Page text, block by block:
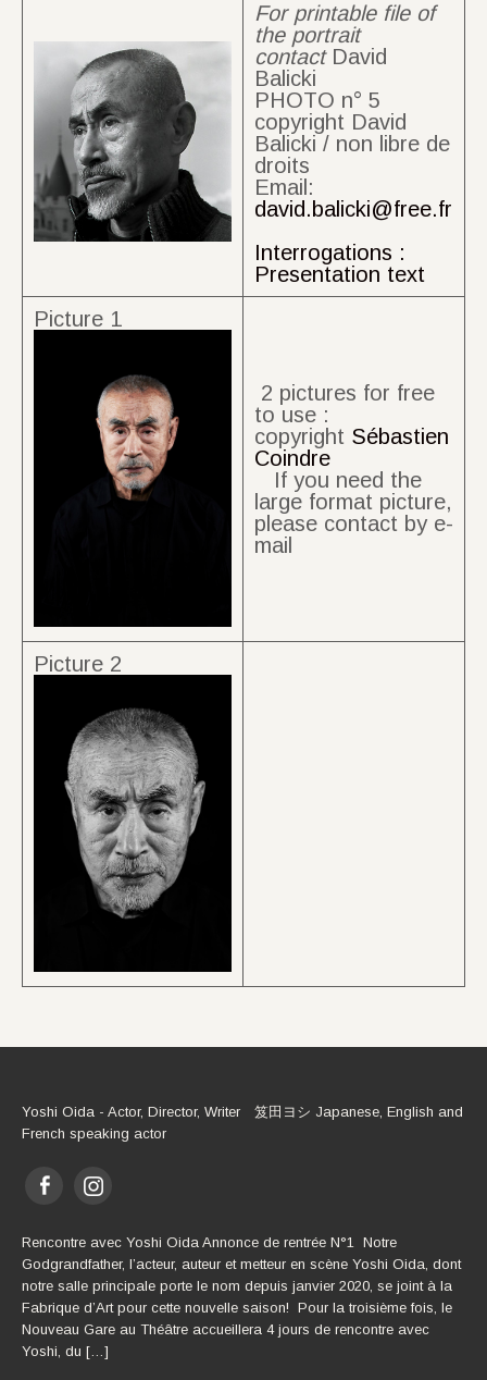
For printable file of
the portrait
contact David
Balicki
PHOTO n° 5
copyright David
Balicki / non libre de
droits
Email:
david.balicki@free.fr
Interrogations :
Presentation text
Picture 1
2 pictures for free
to use :
copyright Sébastien
Coindre
If you need the
large format picture,
please contact by e-
mail
Picture 2
Yoshi Oida - Actor, Director, Writer 笈田ヨシ Japanese, English and
French speaking actor
Rencontre avec Yoshi Oida Annonce de rentrée N°1 Notre
Godgrandfather, l’acteur, auteur et metteur en scène Yoshi Oida, dont
notre salle principale porte le nom depuis janvier 2020, se joint à la
Fabrique d’Art pour cette nouvelle saison! Pour la troisième fois, le
Nouveau Gare au Théâtre accueillera 4 jours de rencontre avec
Yoshi, du […]